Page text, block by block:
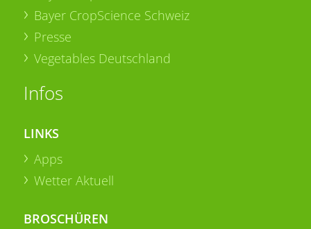
Bayer CropScience Schweiz
Presse
Vegetables Deutschland
Infos
LINKS
Apps
Wetter Aktuell
BROSCHÜREN